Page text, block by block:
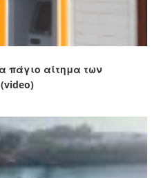
πάγιο αίτημα των